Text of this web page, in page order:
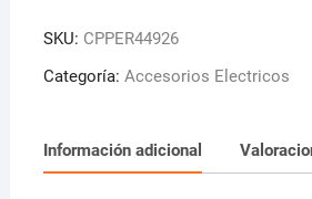
Estresacar
Razor
en
1
SKU: CPPER44926
Categoría: Accesorios Electricos
Información adicional